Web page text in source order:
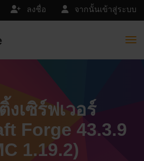
จากนั้นเข้าสู่ระบบ
ลงชื่อ
งเซิร์ฟเวอร์
Forge 43.3.9
1.19.2)